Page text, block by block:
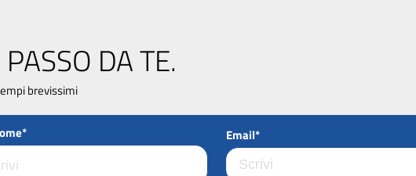
DA TE.
brevissimi
Email*